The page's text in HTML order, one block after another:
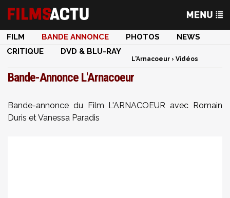
FILM BANDE ANNONCE PHOTOS
NEWS
CRITIQUE
DVD & BLU-RAY
L'Arnacoeur › Vidéos
Bande-Annonce L'Arnacoeur
Bande-annonce du Film L'ARNACOEUR avec Romain
Duris et Vanessa Paradis